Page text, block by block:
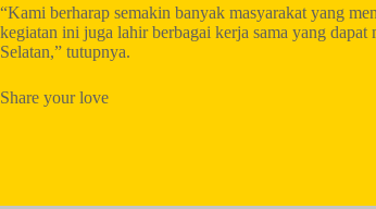
“Kami berharap semakin banyak masyarakat yang
kegiatan ini juga lahir berbagai kerja sama yang
Selatan,” tutupnya.
Share your love